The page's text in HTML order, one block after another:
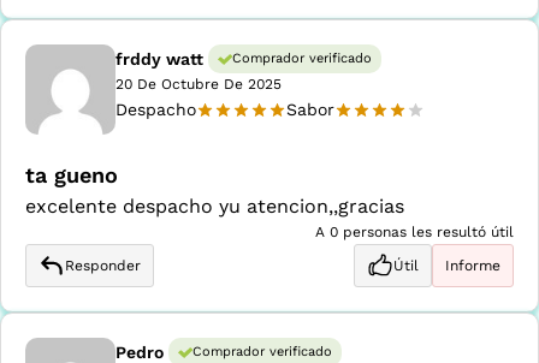
frddy watt Comprador verificado
20 De Octubre De 2025
Despacho Sabor
ta gueno
excelente despacho yu atencion,,gracias
A 0 personas les resultó útil
Responder
Útil Informe
Pedro Comprador verificado